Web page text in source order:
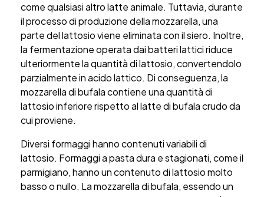
come qualsiasi altro latte animale. Tuttavia, durante
il processo di produzione della mozzarella, una
parte del lattosio viene eliminata con il siero. Inoltre,
la fermentazione operata dai batteri lattici riduce
ulteriormente la quantità di lattosio, convertendolo
parzialmente in acido lattico. Di conseguenza, la
mozzarella di bufala contiene una quantità di
lattosio inferiore rispetto al latte di bufala crudo da
cui proviene.
Diversi formaggi hanno contenuti variabili di
lattosio. Formaggi a pasta dura e stagionati, come il
parmigiano, hanno un contenuto di lattosio molto
basso o nullo. La mozzarella di bufala, essendo un